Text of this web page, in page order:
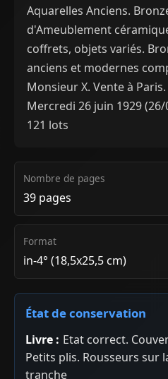
Aquarelles Anciens.
d'Ameublement
coffrets, objets variés.
anciens et modernes
Monsieur X. Vente à
Mercredi 26 juin 1929
121 lots
Nombre de pages
39 pages
Format
in-4° (18,5x25,5 cm)
État de conservation
Livre : Etat correct.
Petits plis. Rousseurs sur
tranche